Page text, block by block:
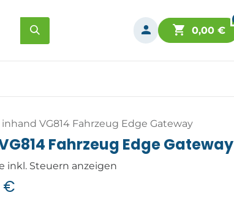
0,00€
inhand VG814 Fahrzeug Edge Gateway
Fahrzeug Edge Gateway
inkl. Steuern anzeigen
€